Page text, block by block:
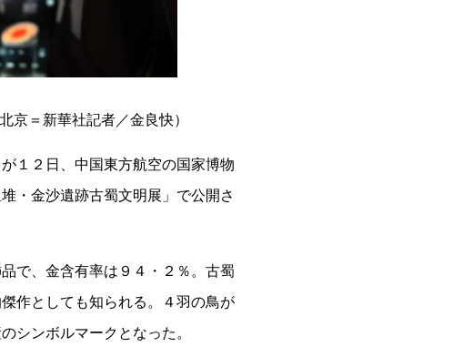
京＝新華社記者／金良快）
１２日、中国東方航空の国家博物
・金沙遺跡古蜀文明展」で公開さ
で、金含有率は９４・２％。古蜀
作としても知られる。４羽の鳥が
シンボルマークとなった。